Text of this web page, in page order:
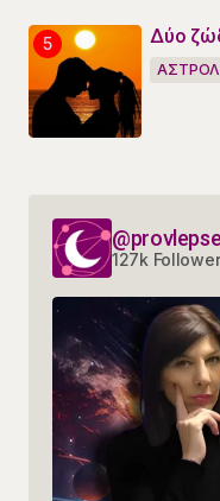
Δύο
127k